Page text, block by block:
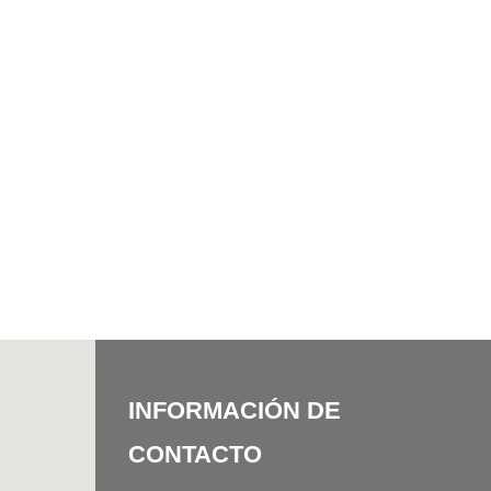
INFORMACIÓN DE
CONTACTO